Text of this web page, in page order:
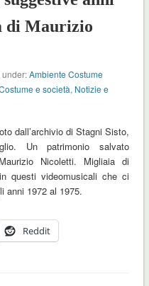
di Maurizio
under:Ambiente Costume
e società, Notizie e
dall’archivio di Stagni Sisto,
Un patrimonio salvato
Nicoletti. Migliaia di
questi videomusicali che ci
anni 1972 al 1975.
Reddit